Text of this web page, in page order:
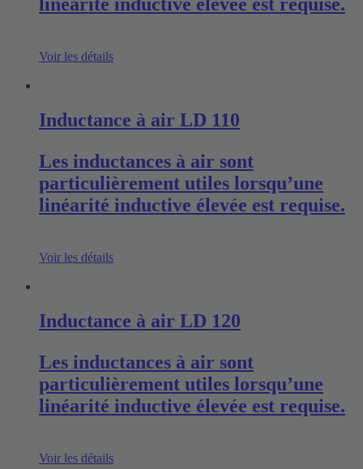
Voir les détails
Inductance à air LD 110
Les inductances à air sont
particulièrement utiles lorsqu’une
linéarité inductive élevée est requise.
Voir les détails
Inductance à air LD 120
Les inductances à air sont
particulièrement utiles lorsqu’une
linéarité inductive élevée est requise.
Voir les détails